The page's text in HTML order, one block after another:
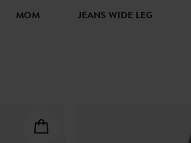
MOM JEANS WIDE LEG